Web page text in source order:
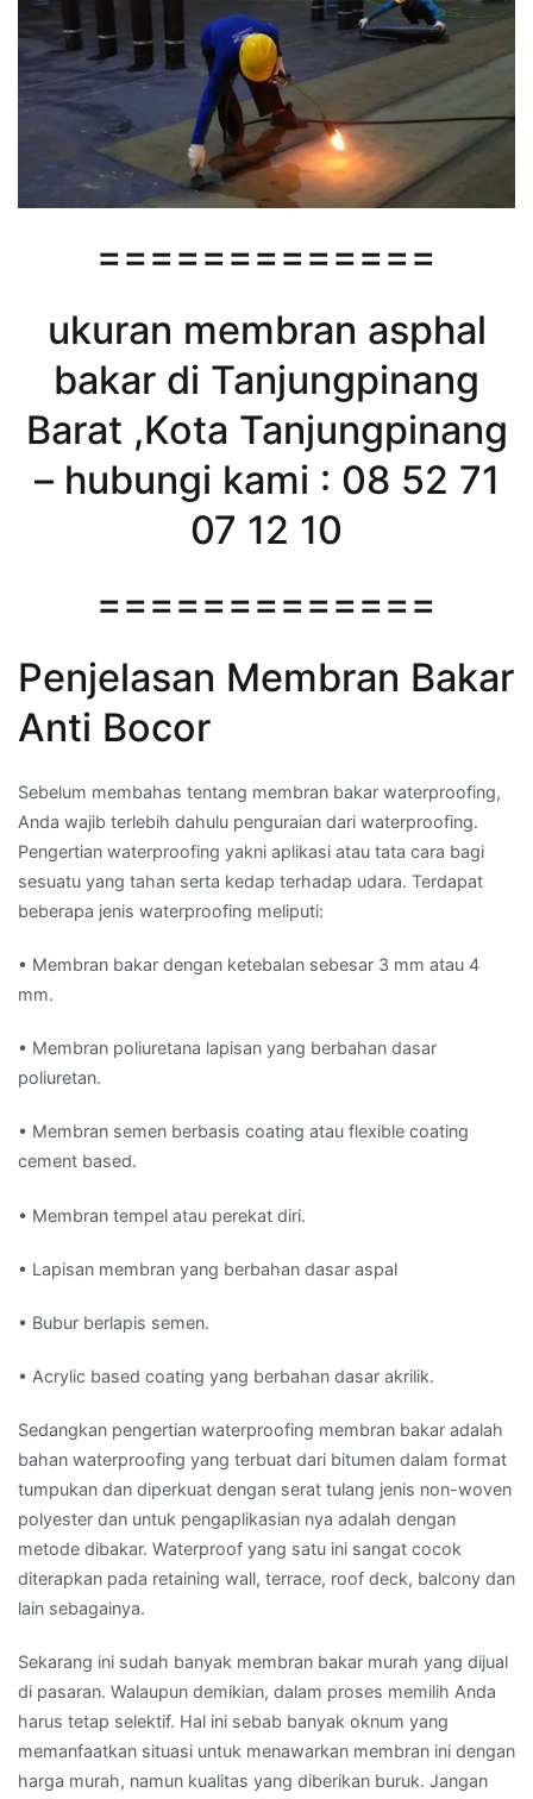
=============
ukuran membran asphal
bakar di Tanjungpinang
Barat ,Kota Tanjungpinang
– hubungi kami : 08 52 71
07 12 10
=============
Penjelasan Membran Bakar
Anti Bocor
Sebelum membahas tentang membran bakar waterproofing,
Anda wajib terlebih dahulu penguraian dari waterproofing.
Pengertian waterproofing yakni aplikasi atau tata cara bagi
sesuatu yang tahan serta kedap terhadap udara. Terdapat
beberapa jenis waterproofing meliputi:
• Membran bakar dengan ketebalan sebesar 3 mm atau 4
mm.
• Membran poliuretana lapisan yang berbahan dasar
poliuretan.
• Membran semen berbasis coating atau flexible coating
cement based.
• Membran tempel atau perekat diri.
• Lapisan membran yang berbahan dasar aspal
• Bubur berlapis semen.
• Acrylic based coating yang berbahan dasar akrilik.
Sedangkan pengertian waterproofing membran bakar adalah
bahan waterproofing yang terbuat dari bitumen dalam format
tumpukan dan diperkuat dengan serat tulang jenis non-woven
polyester dan untuk pengaplikasian nya adalah dengan
metode dibakar. Waterproof yang satu ini sangat cocok
diterapkan pada retaining wall, terrace, roof deck, balcony dan
lain sebagainya.
Sekarang ini sudah banyak membran bakar murah yang dijual
di pasaran. Walaupun demikian, dalam proses memilih Anda
harus tetap selektif. Hal ini sebab banyak oknum yang
memanfaatkan situasi untuk menawarkan membran ini dengan
harga murah, namun kualitas yang diberikan buruk. Jangan